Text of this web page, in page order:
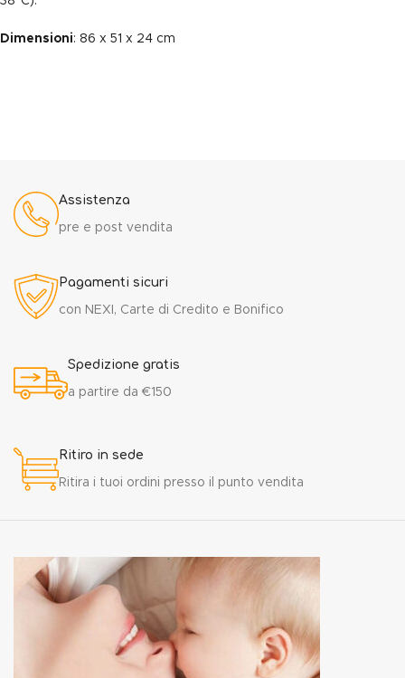
Dimensioni: 86 x 51 x 24 cm
Assistenza
pre e post vendita
Pagamenti sicuri
con NEXI, Carte di Credito e Bonifico
Spedizione gratis
a partire da €150
Ritiro in sede
Ritira i tuoi ordini presso il punto vendita